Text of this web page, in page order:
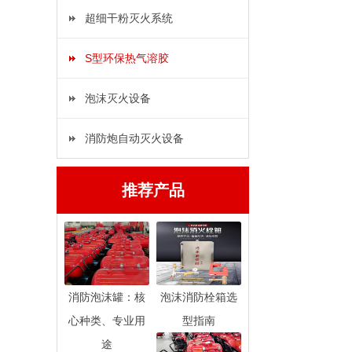
超细干粉灭火系统
S型环保热气溶胶
泡沫灭火设备
消防炮自动灭火设备
推荐产品
消防泡沫罐：核
心种类、专业用
途
泡沫消防栓箱选
型指南